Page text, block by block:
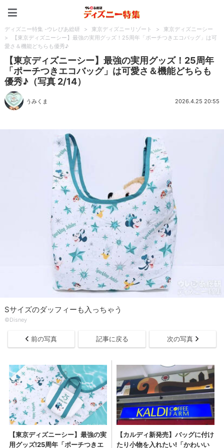
ディズニー特集 -ウレぴあ総研 > 東京ディズニーリゾート >
東京ディズニーシー
>
【東京ディズニーシー】最強の実用グッズ！25周年「ポーチつきエコバッグ」は可
愛さ＆機能どちらも優秀♪
【東京ディズニーシー】最強の実用グッズ！25周年
「ポーチつきエコバッグ」は可愛さ＆機能どちらも
優秀♪（写真 2/14）
うみくま 2026.4.25 20:55
Sサイズのダッフィーも入っちゃう
©Disney
前の写真 記事に戻る 次の写真